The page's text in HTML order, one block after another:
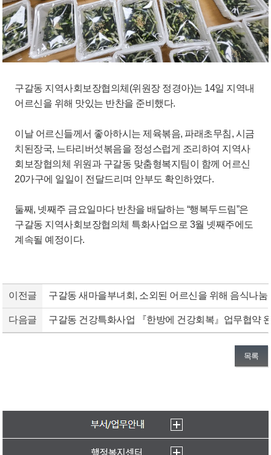
구갈동 지역사회보장협의체(위원장 정경아)는 14일 지역내
어르신을 위해 맛있는 반찬을 준비했다.
이날 어르신들께서 좋아하시는 제육볶음, 파래초무침, 시금
치된장국, 느타리버섯볶음을 정성스럽게 조리하여 지역사
회보장협의체 위원과 구갈동 맞춤형복지팀이 함께 어르신
20가구에 일일이 전달드리며 안부도 확인하였다.
둘째, 넷째주 금요일마다 반찬을 배달하는 “행복두드림”은
구갈동 지역사회보장협의체 특화사업으로 3월 넷째주에도
계속될 예정이다.
이전글 구갈동 새마을부녀회, 소외된 어르신을 위해 음식나눔
다음글 구갈동 건강특화사업 『한방에 건강회복』업무협약
목록